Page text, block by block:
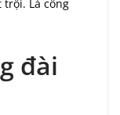
trội. Là công
đài